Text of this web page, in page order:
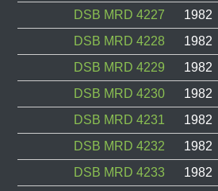
DSB MRD 4227
1982
DSB MRD 4228
1982
DSB MRD 4229
1982
DSB MRD 4230
1982
DSB MRD 4231
1982
DSB MRD 4232
1982
DSB MRD 4233
1982